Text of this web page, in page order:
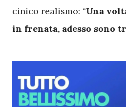
cinico realismo: “Una
in frenata, adesso sono